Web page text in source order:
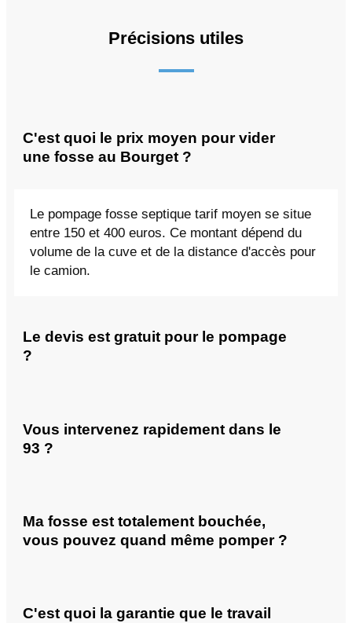
Précisions utiles
C'est quoi le prix moyen pour vider
une fosse au Bourget ?
Le pompage fosse septique tarif moyen se situe
entre 150 et 400 euros. Ce montant dépend du
volume de la cuve et de la distance d'accès pour
le camion.
Le devis est gratuit pour le pompage
?
Vous intervenez rapidement dans le
93 ?
Ma fosse est totalement bouchée,
vous pouvez quand même pomper ?
C'est quoi la garantie que le travail